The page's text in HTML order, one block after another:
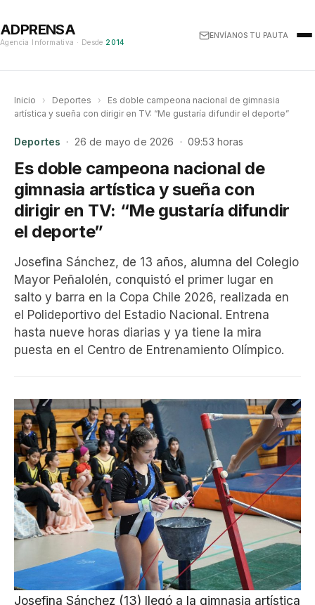
ADPRENSA
Agencia Informativa · Desde 2014
ENVÍANOS TU PAUTA
Inicio › Deportes ›
Es doble campeona nacional de gimnasia
artística y sueña con dirigir en TV: “Me gustaría difundir el deporte”
Deportes · 26 de mayo de 2026 · 09:53 horas
Es doble campeona nacional de
gimnasia artística y sueña con
dirigir en TV: “Me gustaría difundir
el deporte”
Josefina Sánchez, de 13 años, alumna del Colegio
Mayor Peñalolén, conquistó el primer lugar en
salto y barra en la Copa Chile 2026, realizada en
el Polideportivo del Estadio Nacional. Entrena
hasta nueve horas diarias y ya tiene la mira
puesta en el Centro de Entrenamiento Olímpico.
Josefina Sánchez (13) llegó a la gimnasia artística